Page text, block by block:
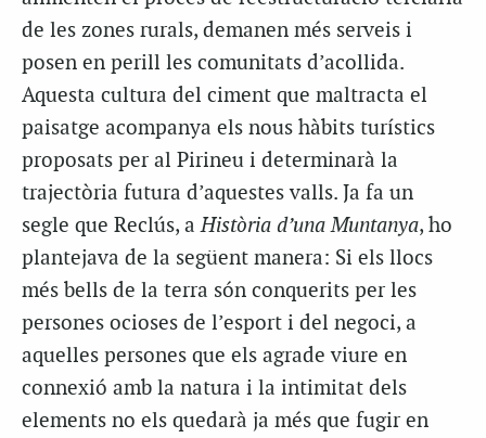
de les zones rurals, demanen més serveis i
posen en perill les comunitats d’acollida.
Aquesta cultura del ciment que maltracta el
paisatge acompanya els nous hàbits turístics
proposats per al Pirineu i determinarà la
trajectòria futura d’aquestes valls. Ja fa un
segle que Reclús, aHistòria d’una Muntanya, ho
plantejava de la següent manera: Si els llocs
més bells de la terra són conquerits per les
persones ocioses de l’esport i del negoci, a
aquelles persones que els agrade viure en
connexió amb la natura i la intimitat dels
elements no els quedarà ja més que fugir en